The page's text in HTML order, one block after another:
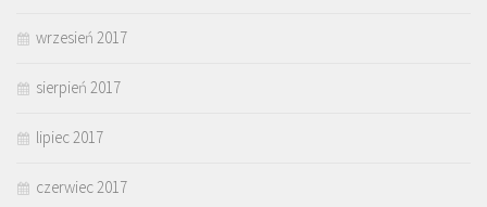
wrzesień 2017
sierpień 2017
lipiec 2017
czerwiec 2017